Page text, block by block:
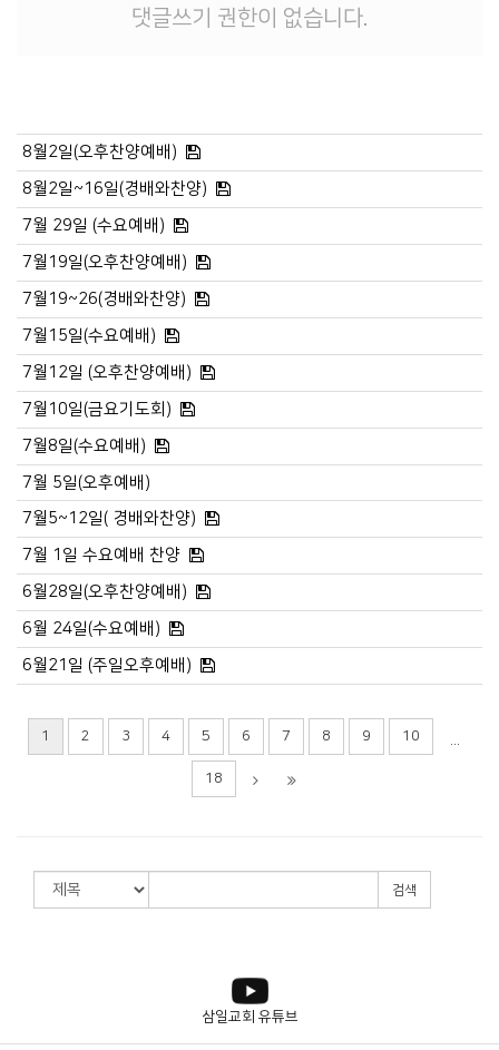
댓글쓰기 권한이 없습니다.
8월2일(오후찬양예배)
8월2일~16일(경배와찬양)
7월 29일 (수요예배)
7월19일(오후찬양예배)
7월19~26(경배와찬양)
7월15일(수요예배)
7월12일 (오후찬양예배)
7월10일(금요기도회)
7월8일(수요예배)
7월 5일(오후예배)
7월5~12일( 경배와찬양)
7월 1일 수요예배 찬양
6월28일(오후찬양예배)
6월 24일(수요예배)
6월21일 (주일오후예배)
1 2 3 4 5 6 7 8 9 10
18
검색
삼일교회 유튜브